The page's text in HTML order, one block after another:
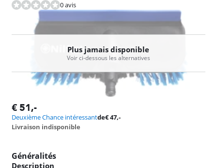
0 avis
Plus jamais disponible
Voir ci-dessous les alternatives
€ 51,-
Deuxième Chance intéressantde€47,-
Livraison indisponible
Généralités
Description